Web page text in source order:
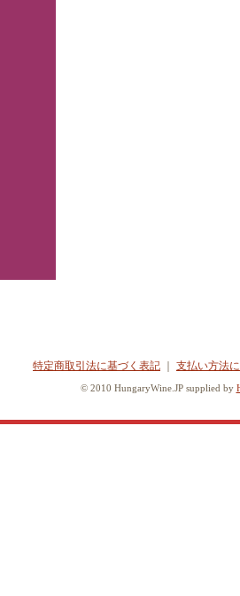
特定商取引法に基づく表記 支払い方法
© 2010 HungaryWine.JP supplied by